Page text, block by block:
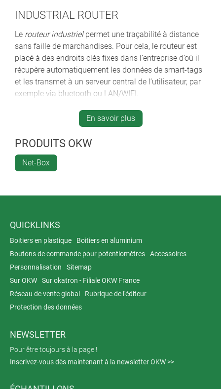
INDUSTRIAL ROUTER
Le routeur industrielpermet une traçabilité à distance
sans faille de marchandises. Pour cela, le routeur est
placé à des endroits clés fixes dans l’entreprise d’où il
récupère automatiquement les données de smart-tags
et les transmet à un serveur central de l’utilisateur, par
exemple via bluetooth ou LAN/WIFI.
paramétrées de manière spécifique au client et
déclenchent une alerte dans la centrale en cas
d’évènements indésirables. Les données transférées
peuvent être : la position actuelle, la température,
l’humidité, etc. L’appareil convient pour les
En savoir plus
PRODUITS OKW
Net-Box
QUICKLINKS
Boitiers en plastique
Boitiers en aluminium
Boutons de commande pour potentiomètres
Accessoires
Personnalisation
Sitemap
Sur OKW
Sur okatron - Filiale OKW France
Réseau de vente global
Rubrique de l'éditeur
Protection des données
NEWSLETTER
Pour être toujours à la page !
Inscrivez-vous dès maintenant à la newsletter OKW >>